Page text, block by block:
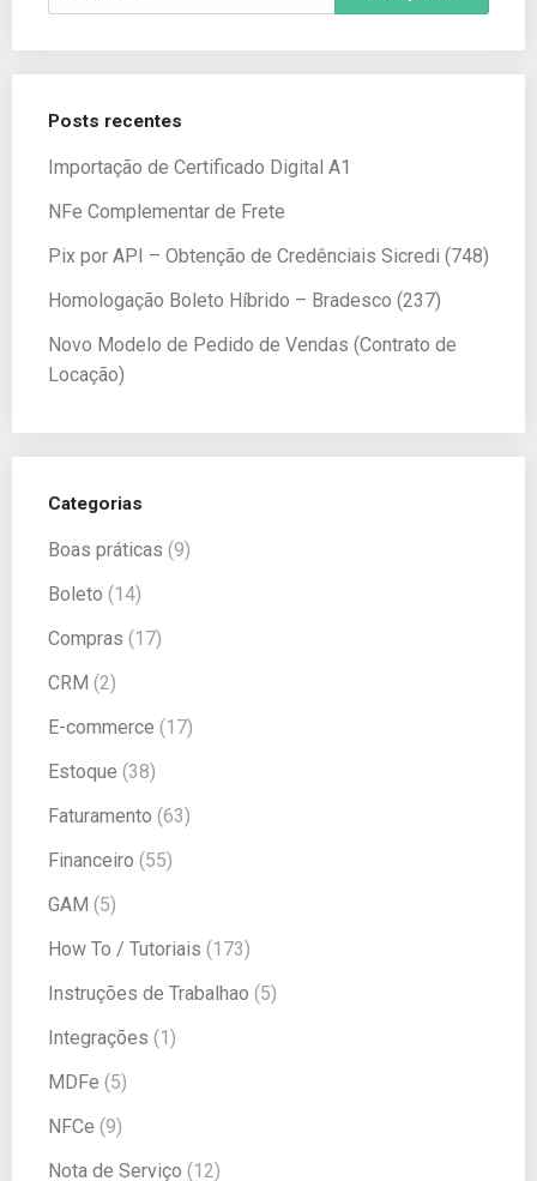
Posts recentes
Importação de Certificado Digital A1
NFe Complementar de Frete
Pix por API – Obtenção de Credênciais Sicredi (748)
Homologação Boleto Híbrido – Bradesco (237)
Novo Modelo de Pedido de Vendas (Contrato de
Locação)
Categorias
Boas práticas (9)
Boleto (14)
Compras (17)
CRM (2)
E-commerce (17)
Estoque (38)
Faturamento (63)
Financeiro (55)
GAM (5)
How To / Tutoriais (173)
Instruções de Trabalhao (5)
Integrações (1)
MDFe (5)
NFCe (9)
Nota de Serviço (12)